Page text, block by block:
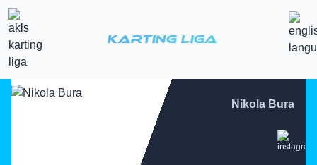
Karting Liga
Nikola Bura